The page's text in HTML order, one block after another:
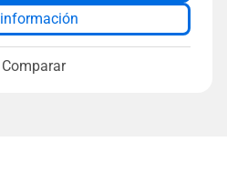
peso
64 GB DDR5
dual SSD hasta 2 TB
Comparar